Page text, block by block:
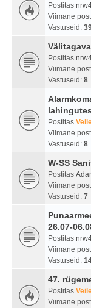
Postitas
Viimane
Vastuseid:
Postitas
Viimane
Vastuseid: 8
Postitas
Viimane
Vastuseid: 8
W-SS
Postitas
Viimane
Vastuseid: 7
26.07-
Postitas
Viimane
Vastuseid:
47.
Postitas
Viimane